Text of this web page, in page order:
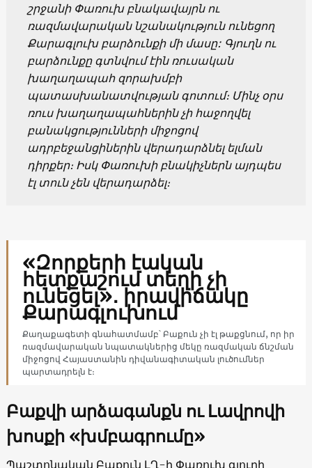
շրջանի Փառուխ բնակավայրն ու
ռազմավարական նշանակություն ունեցող
Քարագլուխ բարձունքի մի մասը: Գյուղն ու
բարձունքը գտնվում էին ռուսական
խաղաղապահ զորախմբի
պատասխանատվության գոտում։ Մինչ օրս
ռուս խաղաղապահներին չի հաջողվել
բանակցությունների միջոցով
ադրբեջանցիներին վերադարձնել ելման
դիրքեր։ Իսկ Փառուխի բնակիչներն այդպես
էլ տուն չեն վերադարձել։
«Զորքերի էական
հետքաշում տեղի չի
ունեցել»․ իրավիճակը
Քարագլուխում
Քաղաքագետի գնահատմամբ՝ Բաքուն չի էլ թաքցնում, որ իր
ռազմավարական նպատակներից մեկը ռազմական ճնշման
միջոցով Հայաստանին դիվանագիտական լուծումներ
պարտադրելն է։
Բաքվի արձագանքն ու Լավրովի
խոսքի «խմբագրումը»
Պաշտոնական Բաքուն ԼՂ-ի Փառուխ գյուղի